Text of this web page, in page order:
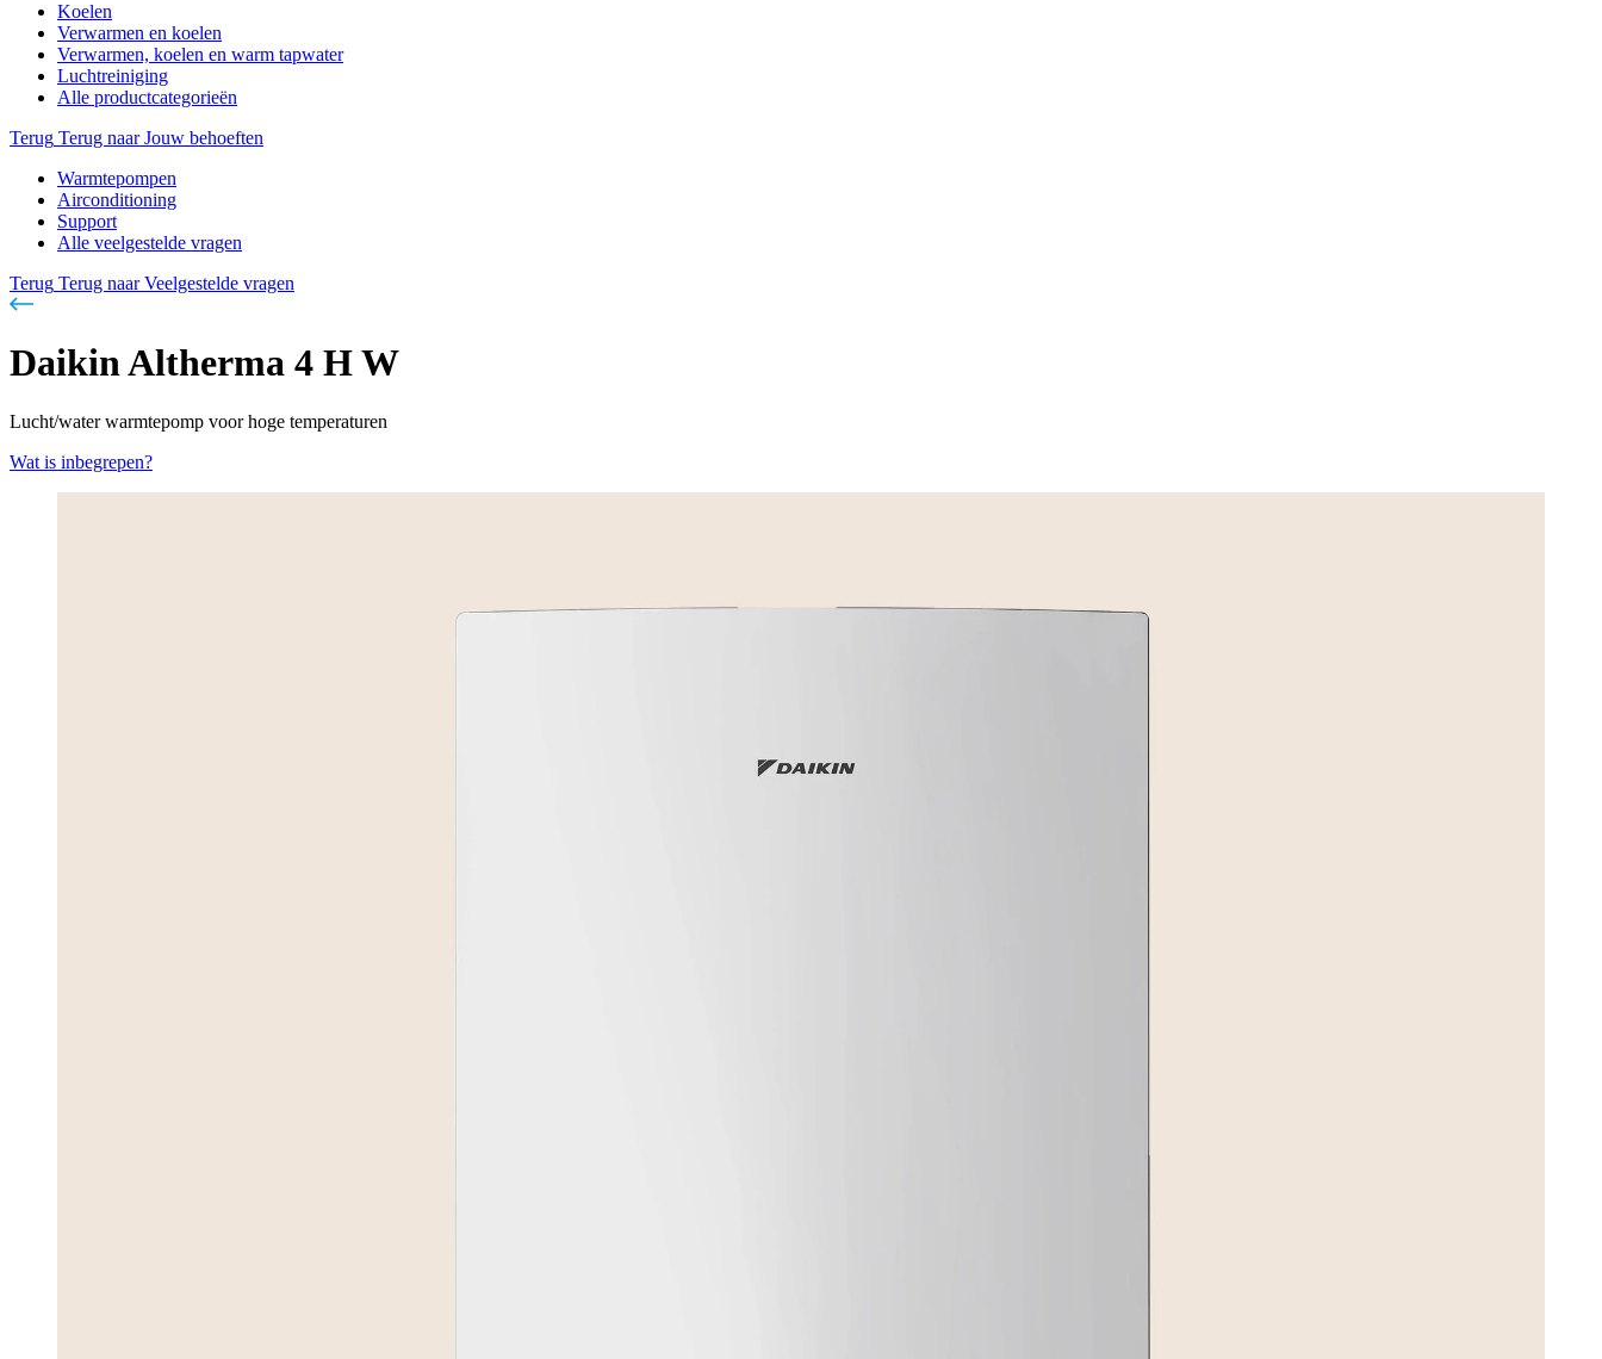
Koelen
Verwarmen en koelen
Verwarmen, koelen en warm tapwater
Luchtreiniging
Alle productcategorieën
Terug Terug naar Jouw behoeften
Warmtepompen
Airconditioning
Support
Alle veelgestelde vragen
Terug Terug naar Veelgestelde vragen
Daikin Altherma 4 H W
Lucht/water warmtepomp voor hoge temperaturen
Wat is inbegrepen?